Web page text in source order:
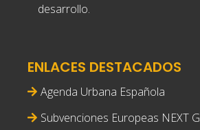
desarrollo.
ENLACES DESTACADOS
Agenda Urbana Española
Subvenciones Europeas NEXT G